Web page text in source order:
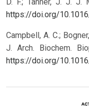
https://doi.org/
Campbell, A. C.;
J. Arch. Biochem.
https://doi.org/